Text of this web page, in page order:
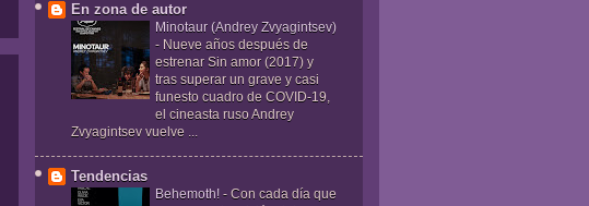
En zona de autor
Minotaur (Andrey Zvyagintsev)
- Nueve años después de
estrenar Sin amor (2017) y
tras superar un grave y casi
funesto cuadro de COVID-19,
el cineasta ruso Andrey
Zvyagintsev vuelve ...
Tendencias
Behemoth! - Con cada día que